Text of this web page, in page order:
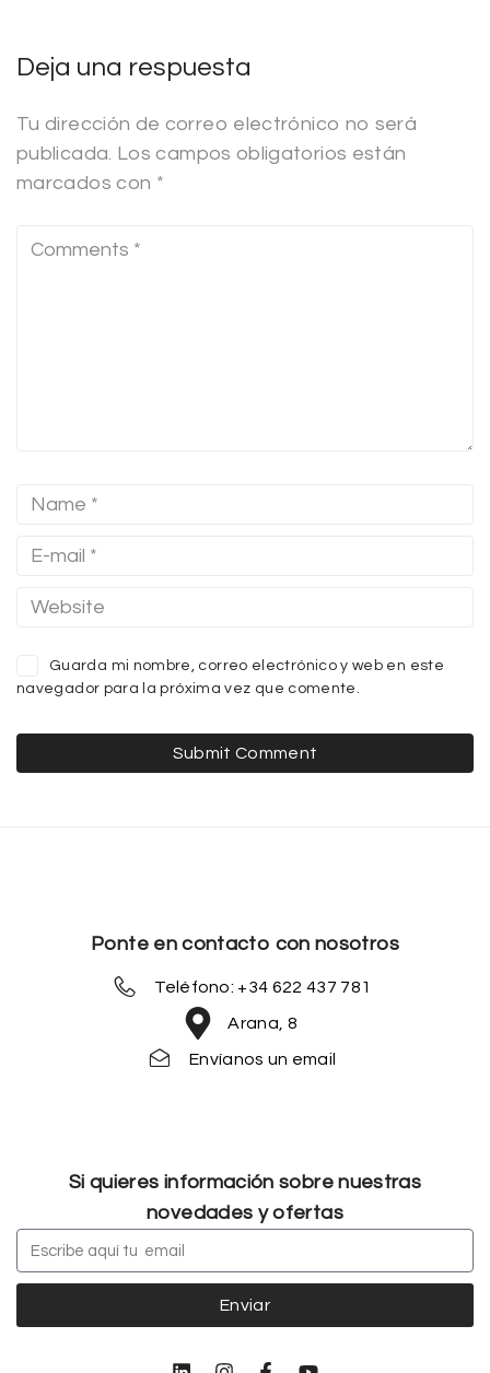
Deja una respuesta
Tu dirección de correo electrónico no será
publicada. Los campos obligatorios están
marcados con *
Guarda mi nombre, correo electrónico y web en este
navegador para la próxima vez que comente.
Ponte en contacto con nosotros
Teléfono: +34 622 437 781
Arana, 8
Envíanos un email
Si quieres información sobre nuestras
novedades y ofertas
Enviar